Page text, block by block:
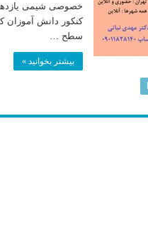
خصوصی شیمی
کنکور دانش آموزان
سطح …
بیشتر بخوانید »